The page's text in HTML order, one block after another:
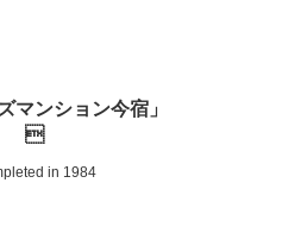
マンション今宿」

in 1984